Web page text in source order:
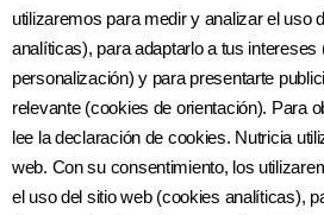
Pescado azul sobre una
integral
Salmón a la plancha con
Croquetas de salmón
Un puñado de nueces y
utilizaremos para medir y analizar el uso
analíticas), para adaptarlo a tus intereses
personalización) y para presentarte
relevante (cookies de orientación). Para
lee la declaración de cookies. Nutricia
web. Con su consentimiento, los
el uso del sitio web (cookies analíticas),